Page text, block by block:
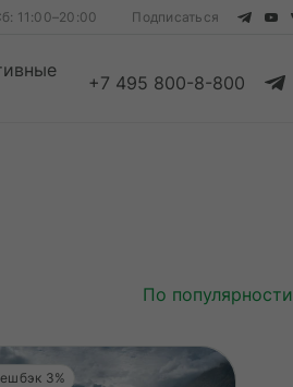
11:00–20:00 Подписаться
+7 495 800-8-800
По популярности
3%